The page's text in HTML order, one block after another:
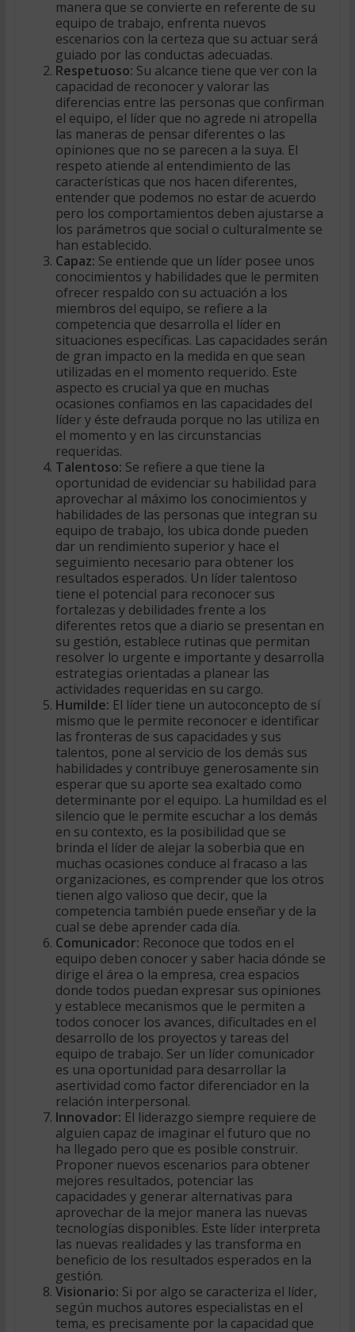
manera que se convierte en referente de su
equipo de trabajo, enfrenta nuevos
escenarios con la certeza que su actuar será
guiado por las conductas adecuadas.
Respetuoso: Su alcance tiene que ver con la
capacidad de reconocer y valorar las
diferencias entre las personas que confirman
el equipo, el líder que no agrede ni atropella
las maneras de pensar diferentes o las
opiniones que no se parecen a la suya. El
respeto atiende al entendimiento de las
características que nos hacen diferentes,
entender que podemos no estar de acuerdo
pero los comportamientos deben ajustarse a
los parámetros que social o culturalmente se
han establecido.
Capaz: Se entiende que un líder posee unos
conocimientos y habilidades que le permiten
ofrecer respaldo con su actuación a los
miembros del equipo, se refiere a la
competencia que desarrolla el líder en
situaciones específicas. Las capacidades serán
de gran impacto en la medida en que sean
utilizadas en el momento requerido. Este
aspecto es crucial ya que en muchas
ocasiones confiamos en las capacidades del
líder y éste defrauda porque no las utiliza en
el momento y en las circunstancias
requeridas.
Talentoso: Se refiere a que tiene la
oportunidad de evidenciar su habilidad para
aprovechar al máximo los conocimientos y
habilidades de las personas que integran su
equipo de trabajo, los ubica donde pueden
dar un rendimiento superior y hace el
seguimiento necesario para obtener los
resultados esperados. Un líder talentoso
tiene el potencial para reconocer sus
fortalezas y debilidades frente a los
diferentes retos que a diario se presentan en
su gestión, establece rutinas que permitan
resolver lo urgente e importante y desarrolla
estrategias orientadas a planear las
actividades requeridas en su cargo.
Humilde: El líder tiene un autoconcepto de sí
mismo que le permite reconocer e identificar
las fronteras de sus capacidades y sus
talentos, pone al servicio de los demás sus
habilidades y contribuye generosamente sin
esperar que su aporte sea exaltado como
determinante por el equipo. La humildad es el
silencio que le permite escuchar a los demás
en su contexto, es la posibilidad que se
brinda el líder de alejar la soberbia que en
muchas ocasiones conduce al fracaso a las
organizaciones, es comprender que los otros
tienen algo valioso que decir, que la
competencia también puede enseñar y de la
cual se debe aprender cada día.
Comunicador: Reconoce que todos en el
equipo deben conocer y saber hacia dónde se
dirige el área o la empresa, crea espacios
donde todos puedan expresar sus opiniones
y establece mecanismos que le permiten a
todos conocer los avances, dificultades en el
desarrollo de los proyectos y tareas del
equipo de trabajo. Ser un líder comunicador
es una oportunidad para desarrollar la
asertividad como factor diferenciador en la
relación interpersonal.
Innovador: El liderazgo siempre requiere de
alguien capaz de imaginar el futuro que no
ha llegado pero que es posible construir.
Proponer nuevos escenarios para obtener
mejores resultados, potenciar las
capacidades y generar alternativas para
aprovechar de la mejor manera las nuevas
tecnologías disponibles. Este líder interpreta
las nuevas realidades y las transforma en
beneficio de los resultados esperados en la
gestión.
Visionario: Si por algo se caracteriza el líder,
según muchos autores especialistas en el
tema, es precisamente por la capacidad que